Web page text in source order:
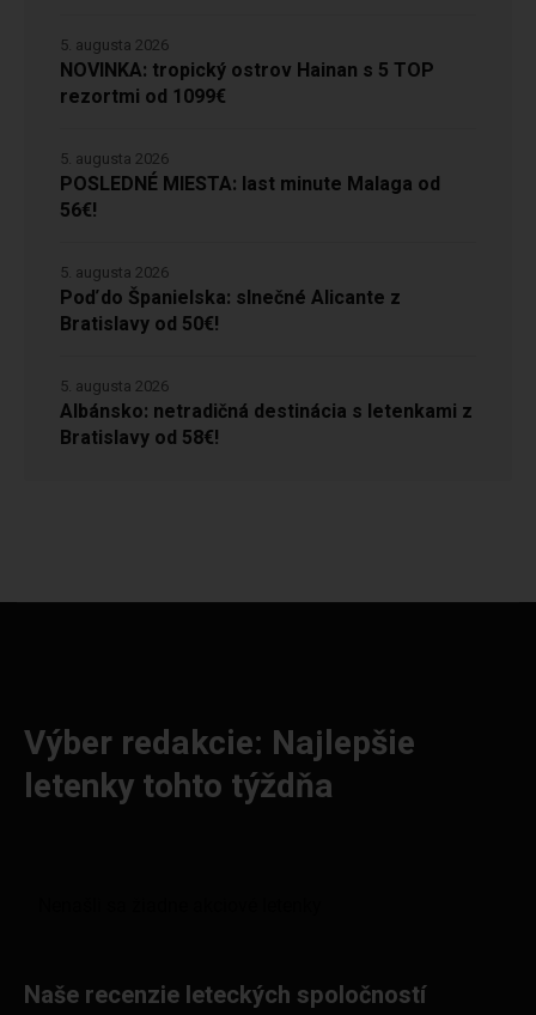
NOVINKA: tropický ostrov Hainan s 5 TOP
rezortmi od 1099€
5. augusta 2026
POSLEDNÉ MIESTA: last minute Malaga od
56€!
5. augusta 2026
Poď do Španielska: slnečné Alicante z
Bratislavy od 50€!
5. augusta 2026
Albánsko: netradičná destinácia s letenkami z
Bratislavy od 58€!
5. augusta 2026
Výber redakcie: Najlepšie
letenky tohto týždňa
Naše recenzie leteckých spoločností